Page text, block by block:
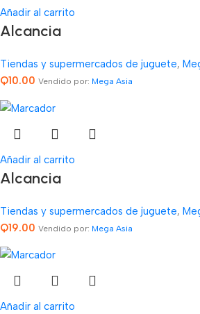
Añadir al carrito
Alcancia
Tiendas y supermercados de juguete,
Q10.00 Vendido por: Mega Asia
Añadir al carrito
Alcancia
Tiendas y supermercados de juguete,
Q19.00 Vendido por: Mega Asia
Añadir al carrito